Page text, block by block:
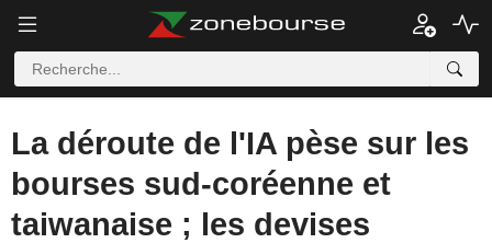
La déroute de l'IA pèse sur les
bourses sud-coréenne et
taiwanaise ; les devises